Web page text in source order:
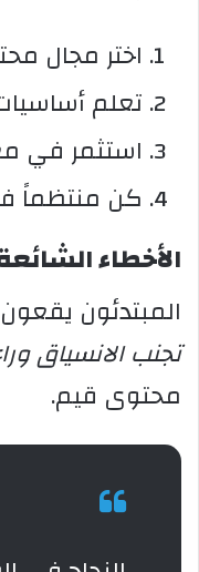
اختر مجال
تعلم
استثمر في
كن منتظماً
الأخطاء
المبتدئون
تجنب الانسياق
محتوى قيم.